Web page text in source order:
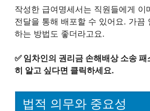
작성한 급여명세서는 직원들에게 이
전달을 통해 배포할 수 있어요. 가끔
하는 방법도 좋더라고요.
✅ 임차인의 권리금 손해배상 소송 패
히 알고 싶다면 클릭하세요.
법적 의무와 중요성